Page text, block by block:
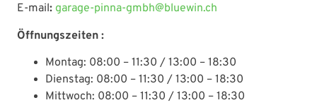
E-mail: garage-pinna-gmbh@bluewin.ch
Öffnungszeiten :
Montag: 08:00 – 11:30 / 13:00 – 18:30
Dienstag: 08:00 – 11:30 / 13:00 – 18:30
Mittwoch: 08:00 – 11:30 / 13:00 – 18:30